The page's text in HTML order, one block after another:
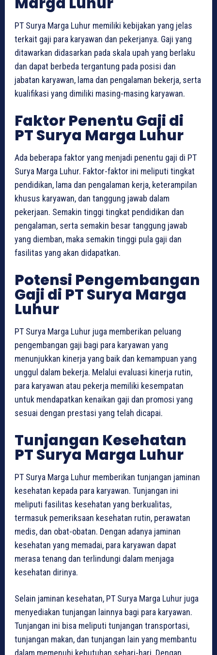
PT Surya Marga Luhur memiliki kebijakan yang jelas
terkait gaji para karyawan dan pekerjanya. Gaji yang
ditawarkan didasarkan pada skala upah yang berlaku
dan dapat berbeda tergantung pada posisi dan
jabatan karyawan, lama dan pengalaman bekerja, serta
kualifikasi yang dimiliki masing-masing karyawan.
Faktor Penentu Gaji di
PT Surya Marga Luhur
Ada beberapa faktor yang menjadi penentu gaji di PT
Surya Marga Luhur. Faktor-faktor ini meliputi tingkat
pendidikan, lama dan pengalaman kerja, keterampilan
khusus karyawan, dan tanggung jawab dalam
pekerjaan. Semakin tinggi tingkat pendidikan dan
pengalaman, serta semakin besar tanggung jawab
yang diemban, maka semakin tinggi pula gaji dan
fasilitas yang akan didapatkan.
Potensi Pengembangan
Gaji di PT Surya Marga
Luhur
PT Surya Marga Luhur juga memberikan peluang
pengembangan gaji bagi para karyawan yang
menunjukkan kinerja yang baik dan kemampuan yang
unggul dalam bekerja. Melalui evaluasi kinerja rutin,
para karyawan atau pekerja memiliki kesempatan
untuk mendapatkan kenaikan gaji dan promosi yang
sesuai dengan prestasi yang telah dicapai.
Tunjangan Kesehatan
PT Surya Marga Luhur
PT Surya Marga Luhur memberikan tunjangan jaminan
kesehatan kepada para karyawan. Tunjangan ini
meliputi fasilitas kesehatan yang berkualitas,
termasuk pemeriksaan kesehatan rutin, perawatan
medis, dan obat-obatan. Dengan adanya jaminan
kesehatan yang memadai, para karyawan dapat
merasa tenang dan terlindungi dalam menjaga
kesehatan dirinya.
Selain jaminan kesehatan, PT Surya Marga Luhur juga
menyediakan tunjangan lainnya bagi para karyawan.
Tunjangan ini bisa meliputi tunjangan transportasi,
tunjangan makan, dan tunjangan lain yang membantu
dalam memenuhi kebutuhan sehari-hari. Dengan